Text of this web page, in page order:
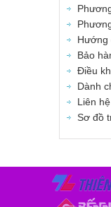
Hướng
Bảo
Điều
Dành
Liên hệ
Sơ đồ